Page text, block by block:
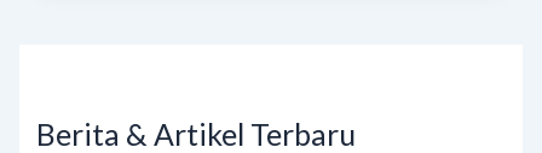
Berita & Artikel Terbaru